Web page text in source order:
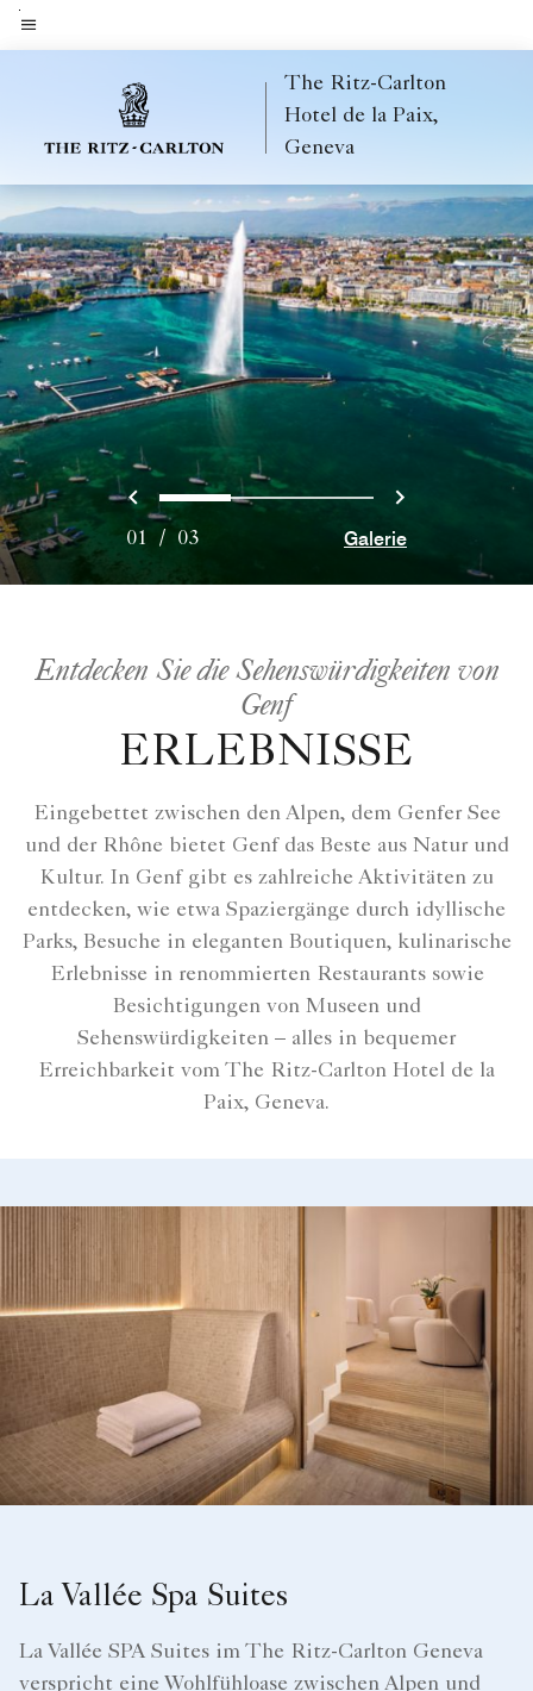
Skip
toMenütext
The Ritz-Carlton
Hotel de la Paix,
Geneva
Vorherige
0 1 2 Weiter
01 / 03 Galerie
Entdecken Sie die Sehenswürdigkeiten von
Genf
ERLEBNISSE
Eingebettet zwischen den Alpen, dem Genfer See
und der Rhône bietet Genf das Beste aus Natur und
Kultur. In Genf gibt es zahlreiche Aktivitäten zu
entdecken, wie etwa Spaziergänge durch idyllische
Parks, Besuche in eleganten Boutiquen, kulinarische
Erlebnisse in renommierten Restaurants sowie
Besichtigungen von Museen und
Sehenswürdigkeiten – alles in bequemer
Erreichbarkeit vom The Ritz-Carlton Hotel de la
Paix, Geneva.
La Vallée Spa Suites
La Vallée SPA Suites im The Ritz-Carlton Geneva
verspricht eine Wohlfühloase zwischen Alpen und